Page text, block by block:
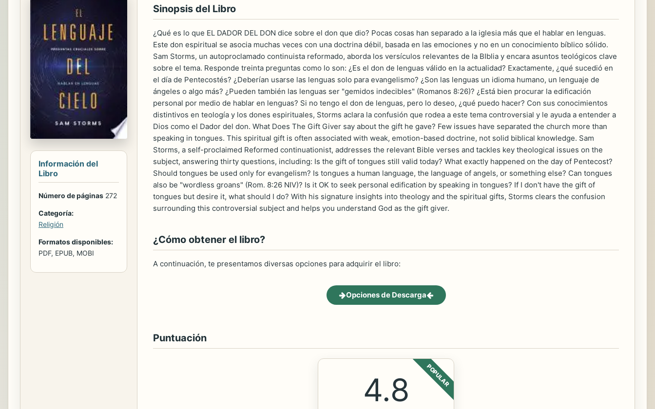
Información del
Libro
Número de páginas 272
Categoría:
Religión
Formatos disponibles:
PDF, EPUB, MOBI
Sinopsis del Libro
¿Qué es lo que EL DADOR DEL DON dice sobre el don que dio? Pocas cosas han separado a la iglesia más que el hablar en lenguas.
Este don espiritual se asocia muchas veces con una doctrina débil, basada en las emociones y no en un conocimiento bíblico sólido.
Sam Storms, un autoproclamado continuista reformado, aborda los versículos relevantes de la BIblia y encara asuntos teológicos clave
sobre el tema. Responde treinta preguntas como lo son: ¿Es el don de lenguas válido en la actualidad? Exactamente, ¿qué sucedió en
el día de Pentecostés? ¿Deberían usarse las lenguas solo para evangelismo? ¿Son las lenguas un idioma humano, un lenguaje de
ángeles o algo más? ¿Pueden también las lenguas ser "gemidos indecibles" (Romanos 8:26)? ¿Está bien procurar la edificación
personal por medio de hablar en lenguas? Si no tengo el don de lenguas, pero lo deseo, ¿qué puedo hacer? Con sus conocimientos
distintivos en teología y los dones espirituales, Storms aclara la confusión que rodea a este tema controversial y le ayuda a entender a
Dios como el Dador del don. What Does The Gift Giver say about the gift he gave? Few issues have separated the church more than
speaking in tongues. This spiritual gift is often associated with weak, emotion-based doctrine, not solid biblical knowledge. Sam
Storms, a self-proclaimed Reformed continuationist, addresses the relevant Bible verses and tackles key theological issues on the
subject, answering thirty questions, including: Is the gift of tongues still valid today? What exactly happened on the day of Pentecost?
Should tongues be used only for evangelism? Is tongues a human language, the language of angels, or something else? Can tongues
also be "wordless groans" (Rom. 8:26 NIV)? Is it OK to seek personal edification by speaking in tongues? If I don't have the gift of
tongues but desire it, what should I do? With his signature insights into theology and the spiritual gifts, Storms clears the confusion
surrounding this controversial subject and helps you understand God as the gift giver.
¿Cómo obtener el libro?
A continuación, te presentamos diversas opciones para adquirir el libro:
Opciones de Descarga
Puntuación
POPULAR
4.8